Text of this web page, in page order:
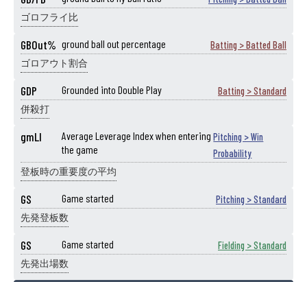
ゴロフライ比
GBOut% ground ball out percentage Batting > Batted Ball
ゴロアウト割合
GDP Grounded into Double Play Batting > Standard
併殺打
gmLI
Average Leverage Index when entering
the game
Pitching > Win
Probability
登板時の重要度の平均
GS Game started Pitching > Standard
先発登板数
GS Game started Fielding > Standard
先発出場数